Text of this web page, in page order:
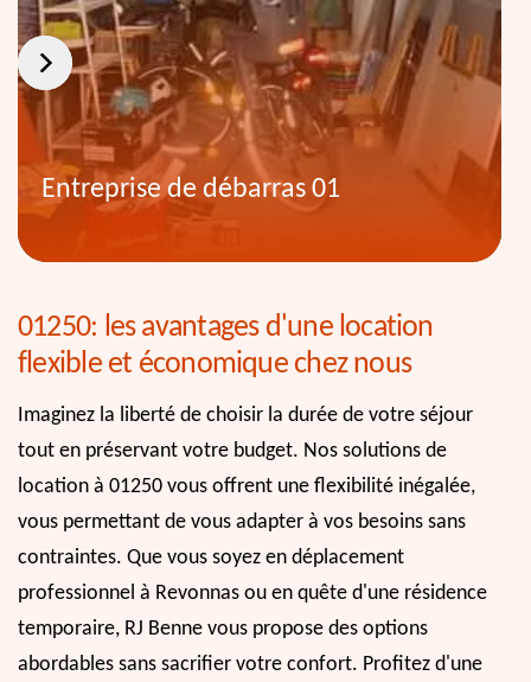
Entreprise de débarras 01
01250: les avantages d'une location
flexible et économique chez nous
Imaginez la liberté de choisir la durée de votre séjour
tout en préservant votre budget. Nos solutions de
location à 01250 vous offrent une flexibilité inégalée,
vous permettant de vous adapter à vos besoins sans
contraintes. Que vous soyez en déplacement
professionnel à Revonnas ou en quête d'une résidence
temporaire, RJ Benne vous propose des options
abordables sans sacrifier votre confort. Profitez d'une